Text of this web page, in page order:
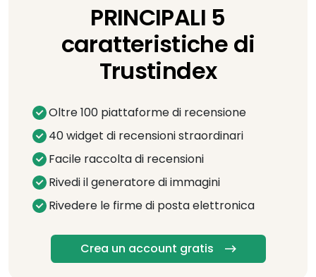
PRINCIPALI 5
caratteristiche di
Trustindex
Oltre 100 piattaforme di recensione
40 widget di recensioni straordinari
Facile raccolta di recensioni
Rivedi il generatore di immagini
Rivedere le firme di posta elettronica
Crea un account gratis